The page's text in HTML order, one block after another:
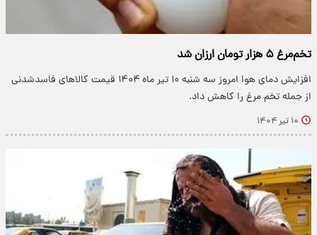
تخم‌مرغ ۵ هزار تومان ارزان شد
افزایش دمای هوا امروز سه شنبه ۱۰ تیر ماه ۱۴۰۴ قیمت کالاهای فاسدشدنی
از جمله تخم مرغ را کاهش داد.
۱۰ تیر ۱۴۰۴